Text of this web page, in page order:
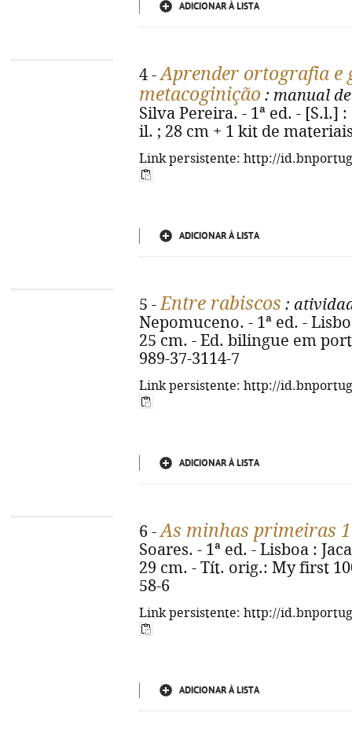
ADICIONAR À LISTA
4 -Aprender ortografia e
metacoginição : manual
Silva Pereira. - 1ª ed. - [S.l.]
il. ; 28 cm + 1 kit de
Link persistente: http://
ADICIONAR À LISTA
5 -Entre rabiscos :
Nepomuceno. - 1ª ed. -
25 cm. - Ed. bilingue em
989-37-3114-7
Link persistente: http://
ADICIONAR À LISTA
6 -As minhas primeiras
Soares. - 1ª ed. - Lisboa :
29 cm. - Tít. orig.: My first
58-6
Link persistente: http://
ADICIONAR À LISTA